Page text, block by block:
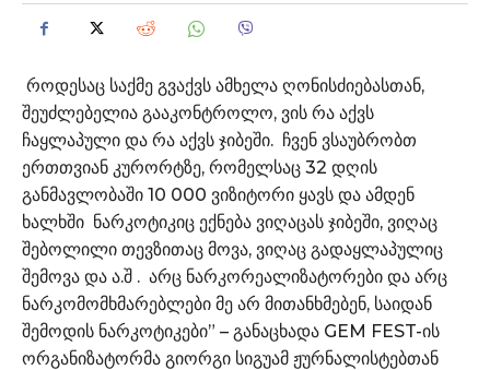
როდესაც საქმე გვაქვს ამხელა ღონისძიებასთან,
შეუძლებელია გააკონტროლო, ვის რა აქვს
ჩაყლაპული და რა აქვს ჯიბეში. ჩვენ ვსაუბრობთ
ერთთვიან კურორტზე, რომელსაც 32 დღის
განმავლობაში 10 000 ვიზიტორი ყავს და ამდენ
ხალხში ნარკოტიკიც ექნება ვიღაცას ჯიბეში, ვიღაც
შებოლილი თევზითაც მოვა, ვიღაც გადაყლაპულიც
შემოვა და ა.შ . არც ნარკორეალიზატორები და არც
ნარკომომხმარებლები მე არ მითანხმებენ, საიდან
შემოდის ნარკოტიკები” – განაცხადა GEM FEST-ის
ორგანიზატორმა გიორგი სიგუამ ჟურნალისტებთან